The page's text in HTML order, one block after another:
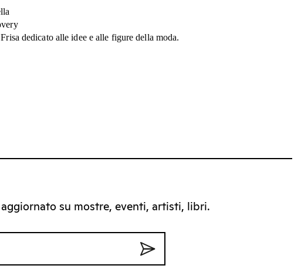
dedicato alle idee e alle figure della moda.
su mostre, eventi, artisti, libri.